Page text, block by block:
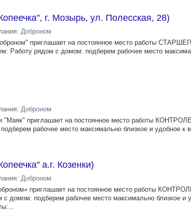
г. Мозырь, ул. Полесская, 28)
Доброном
приглашает на постоянное место работы
рядом с домом: подберем рабочее место
Доброном
"Маяк" приглашает на постоянное место работы
рабочее место максимально близкое и удобное к
а.г. Козенки)
Доброном
приглашает на постоянное место работы
домом: подберем рабочее место максимально близкое и